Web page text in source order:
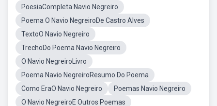
PoesiaCompleta Navio Negreiro
Poema O Navio NegreiroDe Castro Alves
TextoO Navio Negreiro
TrechoDo Poema Navio Negreiro
O Navio NegreiroLivro
Poema Navio NegreiroResumo Do Poema
Como EraO Navio Negreiro
Poemas Navio Negreiro
O Navio NegreiroE Outros Poemas